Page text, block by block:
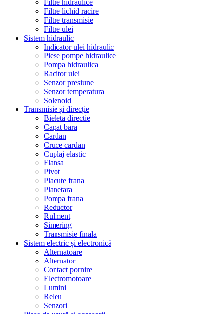
Filtre hidraulice
Filtre lichid racire
Filtre transmisie
Filtre ulei
Sistem hidraulic
Indicator ulei hidraulic
Piese pompe hidraulice
Pompa hidraulica
Racitor ulei
Senzor presiune
Senzor temperatura
Solenoid
Transmisie și direcție
Bieleta directie
Capat bara
Cardan
Cruce cardan
Cuplaj elastic
Flansa
Pivot
Placute frana
Planetara
Pompa frana
Reductor
Rulment
Simering
Transmisie finala
Sistem electric și electronică
Alternatoare
Alternator
Contact pornire
Electromotoare
Lumini
Releu
Senzori